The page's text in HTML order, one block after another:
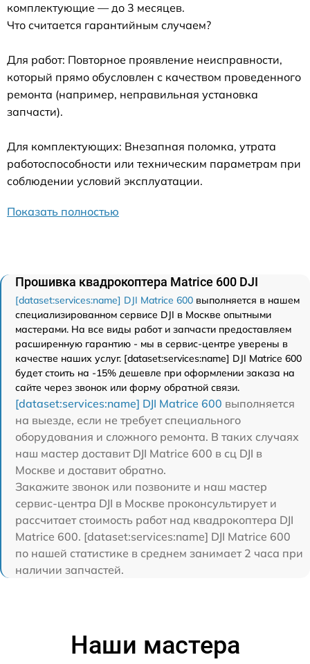
комплектующие — до 3 месяцев.
Что считается гарантийным случаем?
Для работ: Повторное проявление неисправности,
который прямо обусловлен с качеством проведенного
ремонта (например, неправильная установка
запчасти).
Для комплектующих: Внезапная поломка, утрата
работоспособности или техническим параметрам при
соблюдении условий эксплуатации.
Показать полностью
Прошивка квадрокоптера Matrice 600 DJI
[dataset:services:name] DJI Matrice 600 выполняется в нашем
специализированном сервисе DJI в Москве опытными
мастерами. На все виды работ и запчасти предоставляем
расширенную гарантию - мы в сервис-центре уверены в
качестве наших услуг. [dataset:services:name] DJI Matrice 600
будет стоить на -15% дешевле при оформлении заказа на
сайте через звонок или форму обратной связи.
[dataset:services:name] DJI Matrice 600 выполняется
на выезде, если не требует специального
оборудования и сложного ремонта. В таких случаях
наш мастер доставит DJI Matrice 600 в сц DJI в
Москве и доставит обратно.
Закажите звонок или позвоните и наш мастер
сервис-центра DJI в Москве проконсультирует и
рассчитает стоимость работ над квадрокоптера DJI
Matrice 600. [dataset:services:name] DJI Matrice 600
по нашей статистике в среднем занимает 2 часа при
наличии запчастей.
Наши мастера